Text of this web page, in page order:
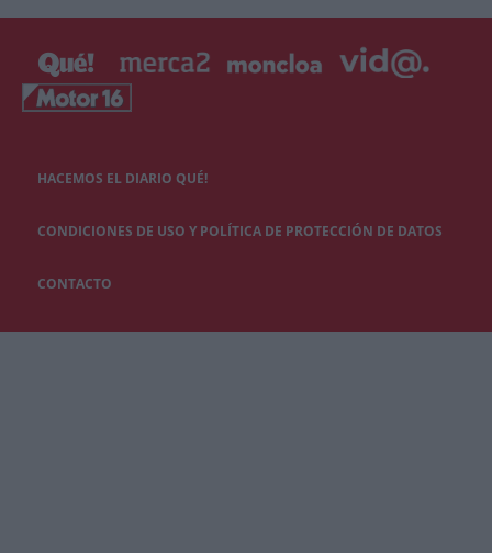
HACEMOS EL DIARIO QUÉ!
CONDICIONES DE USO Y POLÍTICA DE PROTECCIÓN DE DATOS
CONTACTO